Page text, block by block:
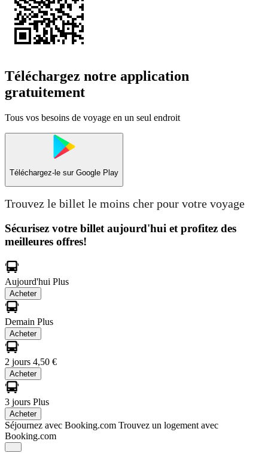
Téléchargez notre application
gratuitement
Tous vos besoins de voyage en un seul endroit
Téléchargez-le sur Google Play
Trouvez le billet le moins cher pour votre voyage
Sécurisez votre billet aujourd'hui et profitez des
meilleures offres!
Aujourd'hui Plus
Acheter
Demain Plus
Acheter
2 jours 4,50 €
Acheter
3 jours Plus
Acheter
Séjournez avec Booking.com Trouvez un logement avec
Booking.com